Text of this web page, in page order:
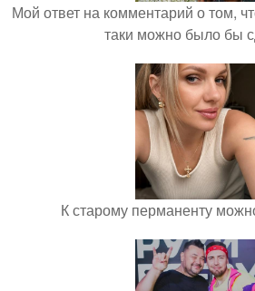
Мой ответ на комментарий о том,
таки можно было бы
К старому перманенту